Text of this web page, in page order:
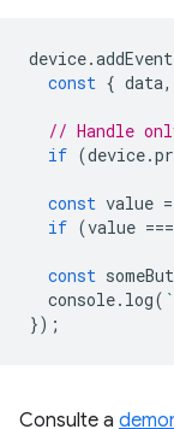
device.
const { data,
// Handle
if (device.
const value =
if (value ===
const
console. log(
});
Consulte a